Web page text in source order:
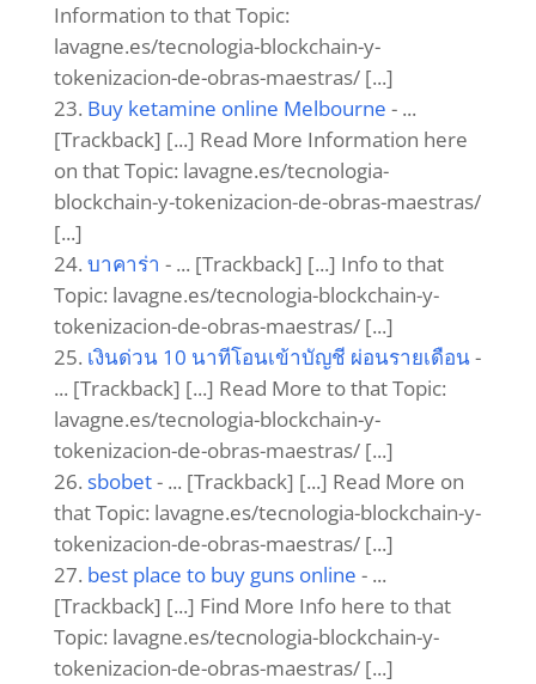
Information to that Topic:
lavagne.es/tecnologia-blockchain-y-
tokenizacion-de-obras-maestras/ [...]
Buy ketamine online Melbourne - ...
[Trackback] [...] Read More Information here
on that Topic: lavagne.es/tecnologia-
blockchain-y-tokenizacion-de-obras-maestras/
[...]
บาคาร่า - ... [Trackback] [...] Info to that
Topic: lavagne.es/tecnologia-blockchain-y-
tokenizacion-de-obras-maestras/ [...]
เงินด่วน 10 นาทีโอนเข้าบัญชี ผ่อนรายเดือน-
... [Trackback] [...] Read More to that Topic:
lavagne.es/tecnologia-blockchain-y-
tokenizacion-de-obras-maestras/ [...]
sbobet- ... [Trackback] [...] Read More on
that Topic: lavagne.es/tecnologia-blockchain-y-
tokenizacion-de-obras-maestras/ [...]
best place to buy guns online - ...
[Trackback] [...] Find More Info here to that
Topic: lavagne.es/tecnologia-blockchain-y-
tokenizacion-de-obras-maestras/ [...]